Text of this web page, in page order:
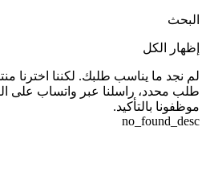
البحث
إظهار الكل
لم نجد ما يناسب طلبك. لكننا اخترنا
موظفونا بالتأكيد.
no_found_desc